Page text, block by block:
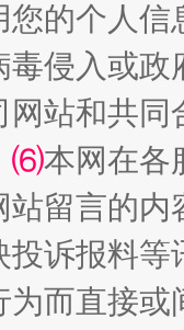
的个人
侵入或
站和共
⑹本网在各
站留言的内
诉报料
而直接